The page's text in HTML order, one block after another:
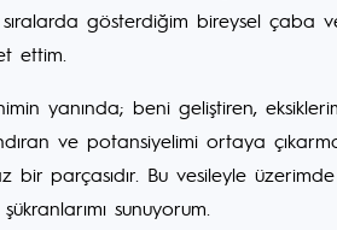
gösterdiğim bireysel çaba
ettim.
yanında; beni geliştiren,
ve potansiyelimi ortaya
bir parçasıdır. Bu vesileyle
sunuyorum.